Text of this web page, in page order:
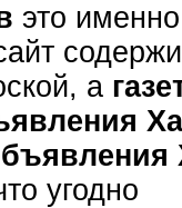
это
а
угодно